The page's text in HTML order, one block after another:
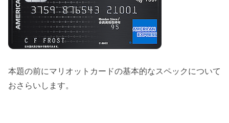
本題の前にマリオットカードの基本的なスペックについて
おさらいします。